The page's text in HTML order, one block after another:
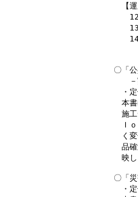
【運
12．
13．
14．
（
〇「
－実
・定
本書
施工
Ｉｏ
く変
品確
映し
〇「
・定